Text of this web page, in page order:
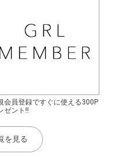
会員登録ですぐに使える300P
ゼント!!
を見る